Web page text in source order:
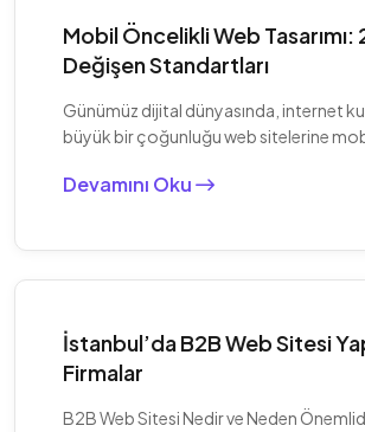
Mobil Öncelikli Web
Değişen Standartları
Günümüz dijital dünyasında, internet
büyük bir çoğunluğu web sitelerine
Devamını Oku
İstanbul’da B2B Web Sitesi
Firmalar
B2B Web Sitesi Nedir ve Neden